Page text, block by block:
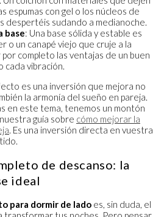
espumas con gel o los núcleos de
despertéis sudando a medianoche.
base: Una base sólida y estable es
o un canapé viejo que cruje a la
completo las ventajas de un buen
cada vibración.
es una inversión que mejora no
la armonía del sueño en pareja.
en este tema, tenemos un montón
guía sobre cómo mejorar la
. Es una inversión directa en vuestra
de descanso: la
ideal
para dormir de lado es, sin duda, el